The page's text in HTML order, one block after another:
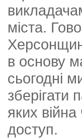
міста.
в основу
сьогодні
зберігати
яких
доступ.